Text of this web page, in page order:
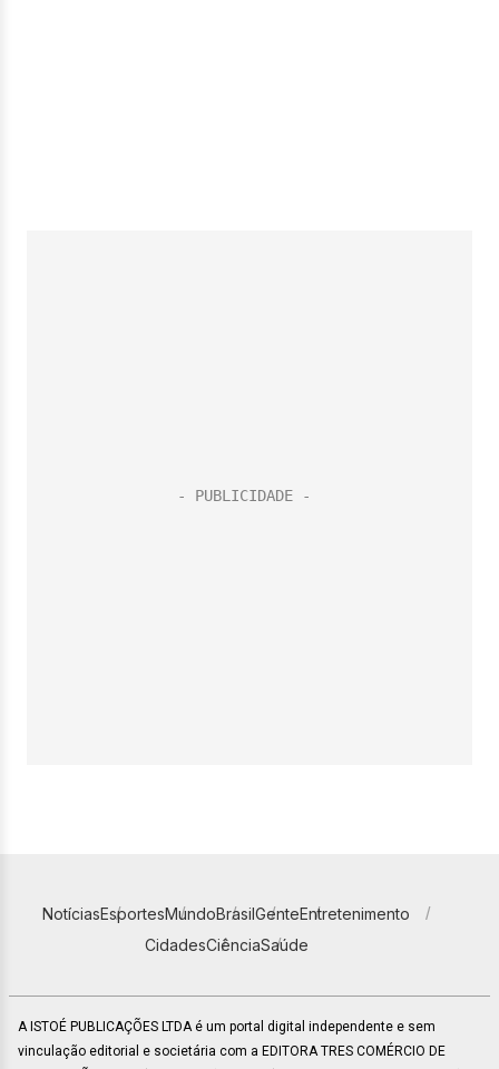
NotíciasEsportesMundoBrasilGenteEntretenimento
CidadesCiênciaSaúde
A ISTOÉ PUBLICAÇÕES LTDA é um portal digital independente e sem
vinculação editorial e societária com a EDITORA TRES COMÉRCIO DE